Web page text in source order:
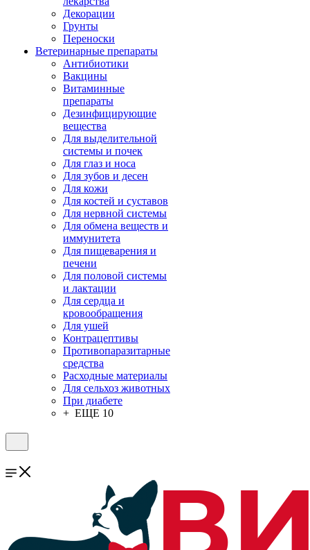
Декорации
Грунты
Переноски
Ветеринарные препараты
Антибиотики
Вакцины
Витаминные
препараты
Дезинфицирующие
вещества
Для выделительной
системы и почек
Для глаз и носа
Для зубов и десен
Для кожи
Для костей и суставов
Для нервной системы
Для обмена веществ и
иммунитета
Для пищеварения и
печени
Для половой системы
и лактации
Для сердца и
кровообращения
Для ушей
Контрацептивы
Противопаразитарные
средства
Расходные материалы
Для сельхоз животных
При диабете
+ ЕЩЕ 10